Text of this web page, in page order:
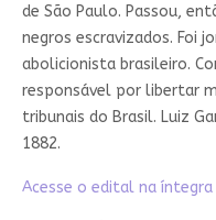
de São Paulo. Passou,
negros escravizados. Foi
abolicionista brasileiro.
responsável por libertar
tribunais do Brasil. Luiz
1882.
Acesse o edital na íntegra